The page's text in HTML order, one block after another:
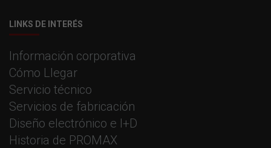
LINKS DE INTERÉS
Información corporativa
Cómo Llegar
Servicio técnico
Servicios de fabricación
Diseño electrónico e I+D
Historia de PROMAX